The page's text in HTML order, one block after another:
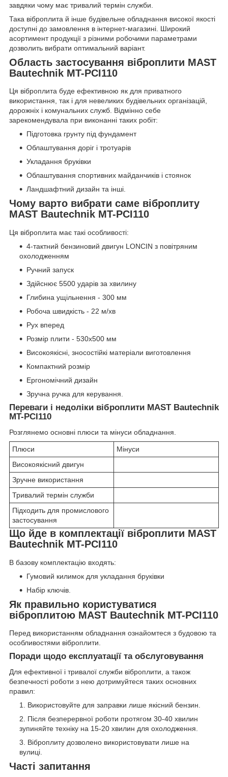
завдяки чому має тривалий термін служби.
Така віброплита й інше будівельне обладнання високої якості
доступні до замовлення в інтернет-магазині. Широкий
асортимент продукції з різними робочими параметрами
дозволить вибрати оптимальний варіант.
Область застосування віброплити MAST
Bautechnik MT-PCI110
Ця віброплита буде ефективною як для приватного
використання, так і для невеликих будівельних організацій,
дорожніх і комунальних служб. Відмінно себе
зарекомендувала при виконанні таких робіт:
Підготовка грунту під фундамент
Облаштування доріг і тротуарів
Укладання бруківки
Облаштування спортивних майданчиків і стоянок
Ландшафтний дизайн та інші.
Чому варто вибрати саме віброплиту
MAST Bautechnik MT-PCI110
Ця віброплита має такі особливості:
4-тактний бензиновий двигун LONCIN з повітряним
охолодженням
Ручний запуск
Здійснює 5500 ударів за хвилину
Глибина ущільнення - 300 мм
Робоча швидкість - 22 м/хв
Рух вперед
Розмір плити - 530х500 мм
Високоякісні, зносостійкі матеріали виготовлення
Компактний розмір
Ергономічний дизайн
Зручна ручка для керування.
Переваги і недоліки віброплити MAST Bautechnik
MT-PCI110
Розглянемо основні плюси та мінуси обладнання.
Плюси
Мінуси
Високоякісний двигун
Зручне використання
Тривалий термін служби
Підходить для промислового
застосування
Що йде в комплектації віброплити MAST
Bautechnik MT-PCI110
В базову комплектацію входять:
Гумовий килимок для укладання бруківки
Набір ключів.
Як правильно користуватися
віброплитою MAST Bautechnik MT-PCI110
Перед використанням обладнання ознайомтеся з будовою та
особливостями віброплити.
Поради щодо експлуатації та обслуговування
Для ефективної і тривалої служби віброплити, а також
безпечності роботи з нею дотримуйтеся таких основних
правил:
Використовуйте для заправки лише якісний бензин.
Після безперервної роботи протягом 30-40 хвилин
зупиняйте техніку на 15-20 хвилин для охолодження.
Віброплиту дозволено використовувати лише на
вулиці.
Часті запитання